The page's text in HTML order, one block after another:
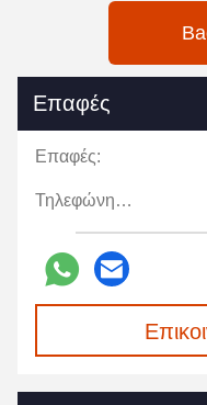
Επαφές
Επαφές:
Τηλεφώνημα: